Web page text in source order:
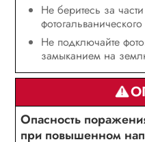
Не беритесь за
Не подключайте
замыканием на
Опасность
при повышенном